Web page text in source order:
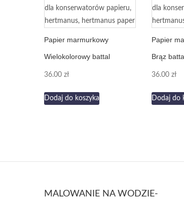
Papier marmurkowy
Wielokolorowy battal
36.00 zł
Dodaj do koszyka
Papier
Brąz
36.00 zł
Dodaj do
MALOWANIE NA WODZIE-